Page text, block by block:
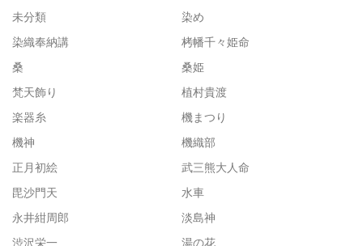
未分類
染め
染織奉納講
栲幡千々姫命
桑
桑姫
梵天飾り
植村貴渡
楽器糸
機まつり
機神
機織部
正月初絵
武三熊大人命
毘沙門天
水車
永井紺周郎
淡島神
渋沢栄一
湯の花